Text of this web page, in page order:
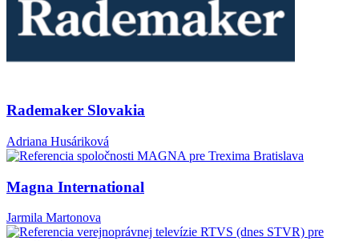
Rademaker Slovakia
Adriana Husáriková
Magna International
Jarmila Martonova